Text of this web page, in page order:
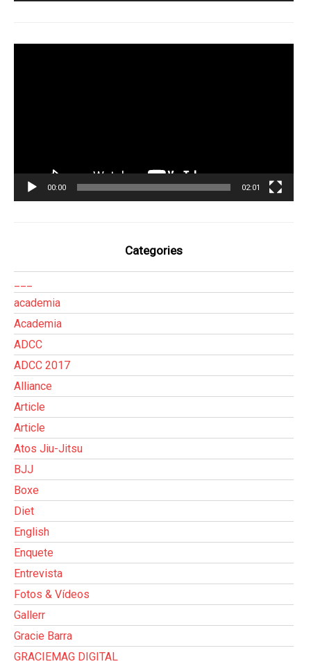
00:00 02:01
Categories
academia
Academia
ADCC
ADCC 2017
Alliance
Article
Article
Atos Jiu-Jitsu
BJJ
Boxe
Diet
English
Enquete
Entrevista
Fotos & Vídeos
Gallerr
Gracie Barra
GRACIEMAG DIGITAL